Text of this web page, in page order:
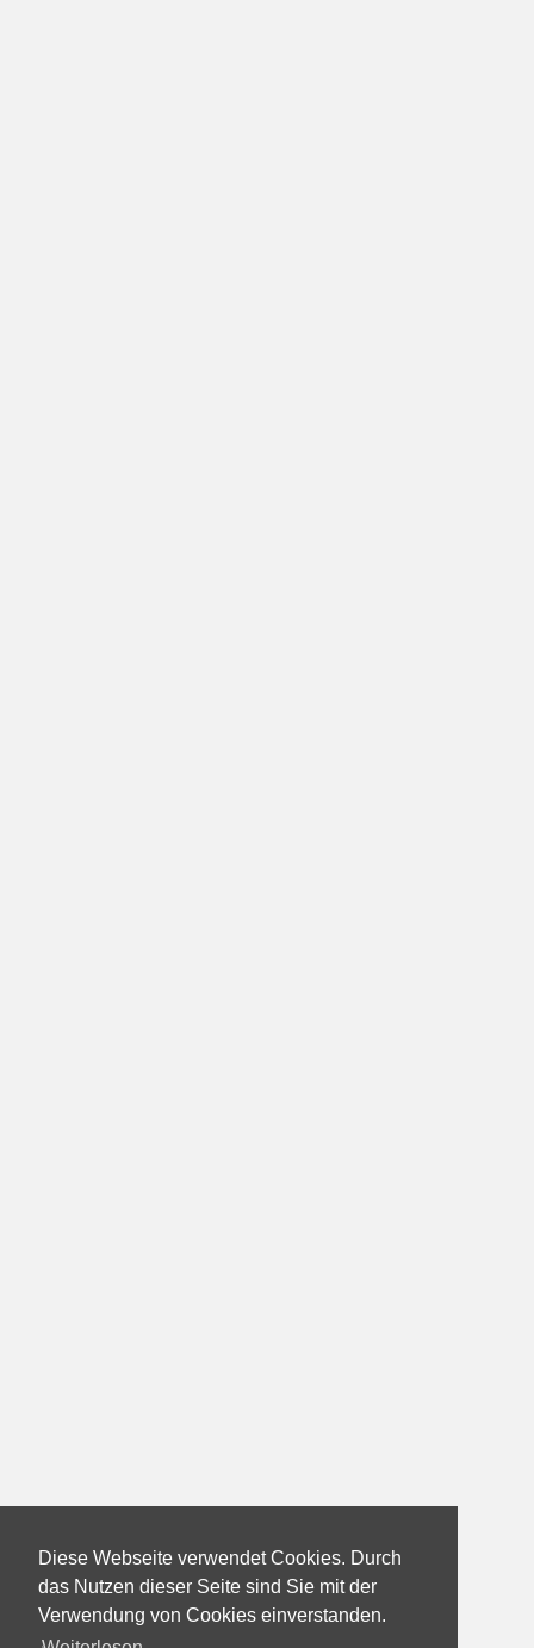
Diese Webseite verwendet Cookies. Durch
das Nutzen dieser Seite sind Sie mit der
Verwendung von Cookies einverstanden.